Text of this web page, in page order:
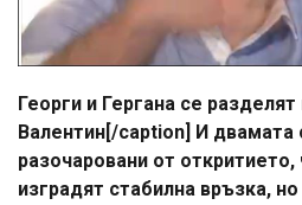
Георги и Гергана се
Валентин[/caption] И двамата
разочаровани от
изградят стабилна връзка,